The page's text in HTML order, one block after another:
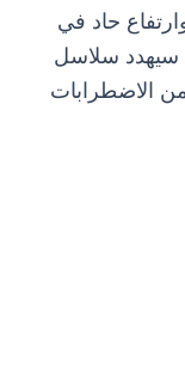
حاد في
سيهدد سلاسل
من الاضطرابات